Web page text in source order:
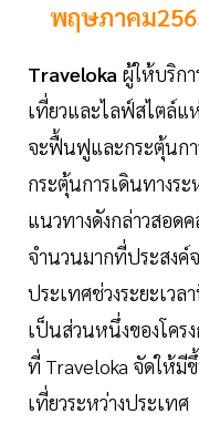
พฤษภาคม
Traveloka ผู้ให้บริก
เที่ยวและไลฟ์สไตล์แ
จะฟื้นฟูและกระตุ้นกา
กระตุ้นการเดินทางร
แนวทางดังกล่าวสอด
จำนวนมากที่ประสงค์
ประเทศช่วงระยะเวล
เป็นส่วนหนึ่งของโคร
ที่ Traveloka จัดให้
เที่ยวระหว่างประเทศ